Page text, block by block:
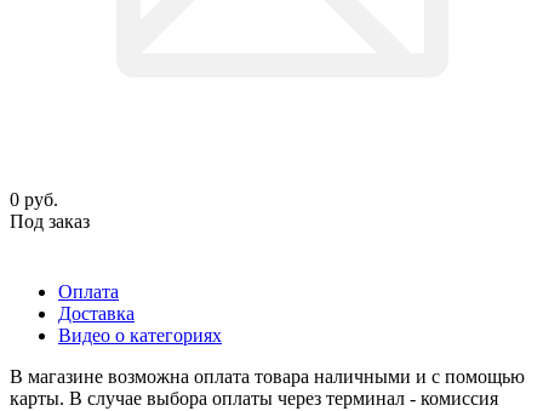
0 руб.
Под заказ
Оплата
Доставка
Видео о категориях
В магазине возможна оплата товара наличными и с помощью
карты. В случае выбора оплаты через терминал - комиссия